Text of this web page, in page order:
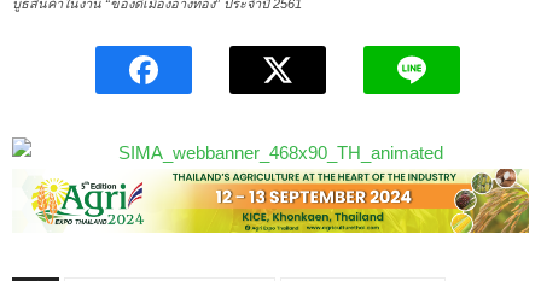
บูธสินค้าในงาน “ของดีเมืองอ่างทอง” ประจำปี 2561